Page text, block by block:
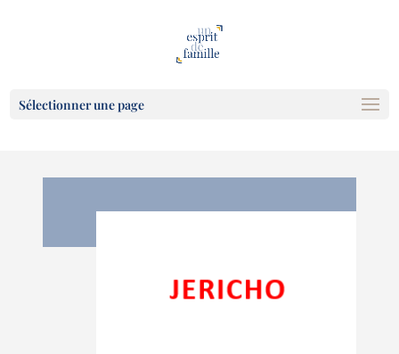
Sélectionner une page